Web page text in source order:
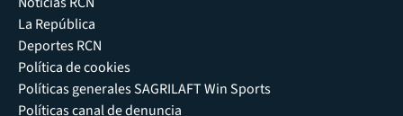
La República
Deportes RCN
Política de cookies
Políticas generales SAGRILAFT Win Sports
Políticas canal de denuncia